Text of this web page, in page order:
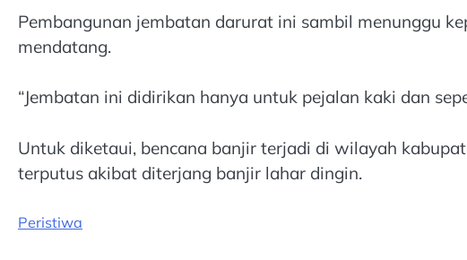
Pembangunan jembatan darurat ini sambil menunggu
mendatang.
“Jembatan ini didirikan hanya untuk pejalan kaki dan
Untuk diketaui, bencana banjir terjadi di wilayah
terputus akibat diterjang banjir lahar dingin.
Peristiwa